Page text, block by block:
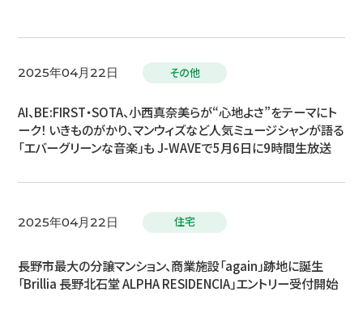
2025年04月22日 その他
AI、BE:FIRST・SOTA、小西真奈美らが“心地よさ”をテーマにト
ーク！ いきものがかり、マンウィズなど人気ミュージシャンが語る
「エバーグリーンな音楽」も J-WAVEで5月6日に9時間生放送
2025年04月22日 住宅
長野市最大の分譲マンション、商業施設「again」跡地に誕生
「Brillia 長野北石堂 ALPHA RESIDENCIA」エントリー受付開始